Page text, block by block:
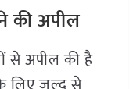
की अपील
से अपील की है